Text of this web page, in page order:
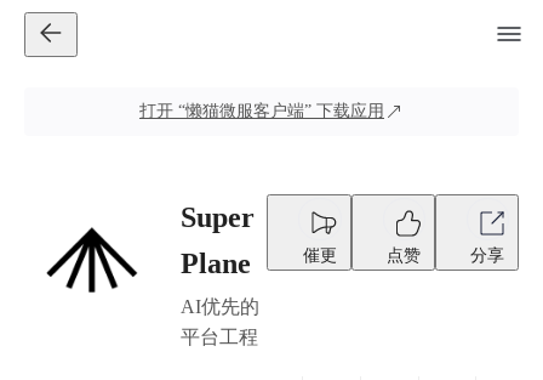
打开 “懒猫微服客户端” 下载应用
Super
Plane
AI优先的
平台工程
催更 点赞 分享